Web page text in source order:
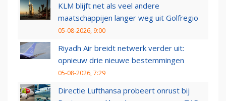
KLM blijft net als veel andere
maatschappijen langer weg uit Golfregio
05-08-2026, 9:00
Riyadh Air breidt netwerk verder uit:
opnieuw drie nieuwe bestemmingen
05-08-2026, 7:29
Directie Lufthansa probeert onrust bij